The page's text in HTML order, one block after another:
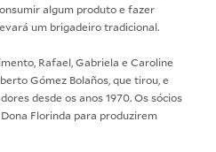
algum produto e fazer
um brigadeiro tradicional.
Rafael, Gabriela e Caroline
Gómez Bolaños, que tirou, e
desde os anos 1970. Os sócios
Florinda para produzirem